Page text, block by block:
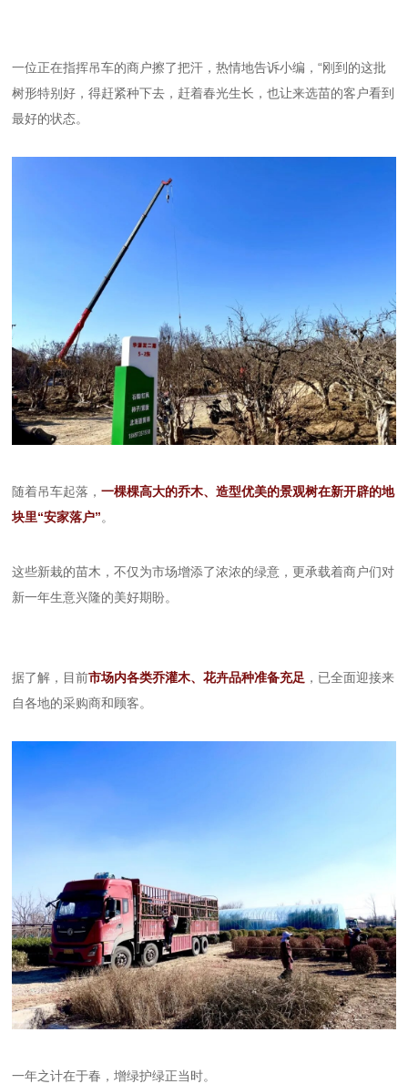
一位正在指挥吊车的商户擦了把汗，热情地告诉小编，“刚到的这批
树形特别好，得赶紧种下去，赶着春光生长，也让来选苗的客户看到
最好的状态。
随着吊车起落，一棵棵高大的乔木、造型优美的景观树在新开辟的地
块里“安家落户”。
这些新栽的苗木，不仅为市场增添了浓浓的绿意，更承载着商户们对
新一年生意兴隆的美好期盼。
据了解，目前市场内各类乔灌木、花卉品种准备充足 ，已全面迎接来
自各地的采购商和顾客。
一年之计在于春，增绿护绿正当时。